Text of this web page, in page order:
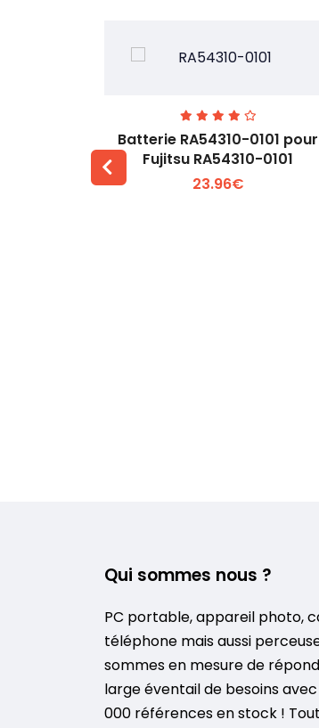
Voir plus +
Batterie RA54310-0101 pour
Fujitsu RA54310-0101
23.96€
Qui sommes nous ?
PC portable, appareil photo,
téléphone mais aussi
sommes en mesure de
large éventail de besoins
000 références en stock !